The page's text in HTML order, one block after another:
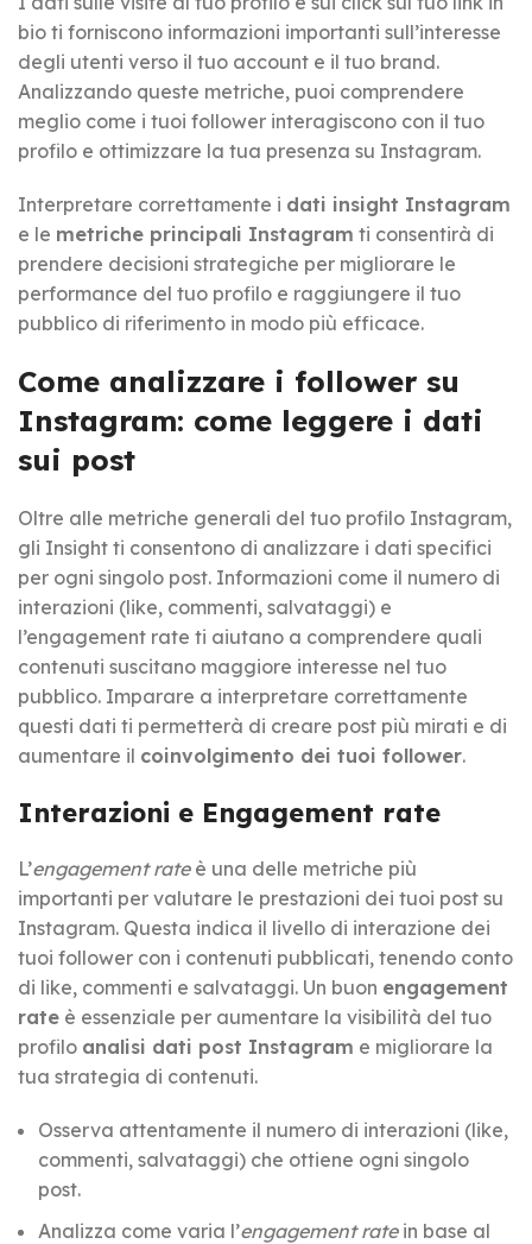
bio ti forniscono informazioni importanti sull’interesse
degli utenti verso il tuo account e il tuo brand.
Analizzando queste metriche, puoi comprendere
meglio come i tuoi follower interagiscono con il tuo
profilo e ottimizzare la tua presenza su Instagram.
Interpretare correttamente i dati insight Instagram
e le metriche principali Instagram ti consentirà di
prendere decisioni strategiche per migliorare le
performance del tuo profilo e raggiungere il tuo
pubblico di riferimento in modo più efficace.
Come analizzare i follower su
Instagram: come leggere i dati
sui post
Oltre alle metriche generali del tuo profilo Instagram,
gli Insight ti consentono di analizzare i dati specifici
per ogni singolo post. Informazioni come il numero di
interazioni (like, commenti, salvataggi) e
l’engagement rate ti aiutano a comprendere quali
contenuti suscitano maggiore interesse nel tuo
pubblico. Imparare a interpretare correttamente
questi dati ti permetterà di creare post più mirati e di
aumentare il coinvolgimento dei tuoi follower.
Interazioni e Engagement rate
L’engagement rateè una delle metriche più
importanti per valutare le prestazioni dei tuoi post su
Instagram. Questa indica il livello di interazione dei
tuoi follower con i contenuti pubblicati, tenendo conto
di like, commenti e salvataggi. Un buon engagement
rate è essenziale per aumentare la visibilità del tuo
profilo analisi dati post Instagram e migliorare la
tua strategia di contenuti.
Osserva attentamente il numero di interazioni (like,
commenti, salvataggi) che ottiene ogni singolo
post.
Analizza come varia l’engagement ratein base al